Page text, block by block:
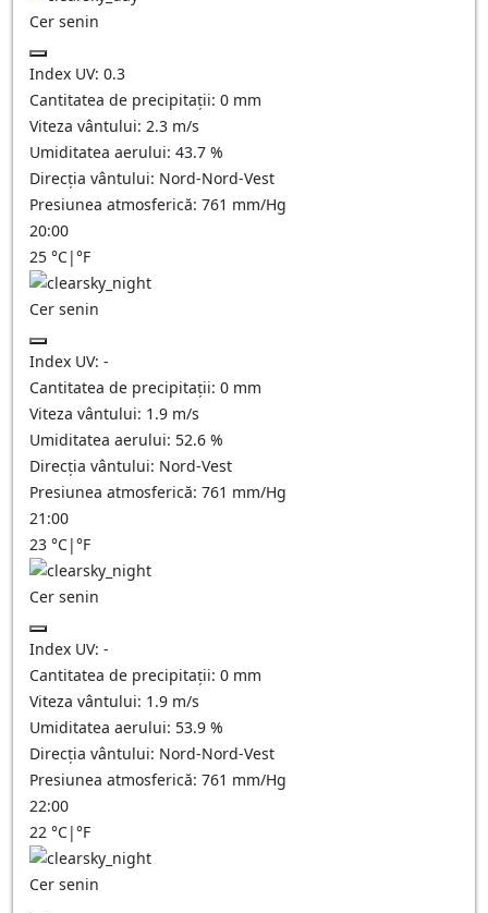
Cer senin
Index UV: 0.3
Cantitatea de precipitații: 0 mm
Viteza vântului: 2.3 m/s
Umiditatea aerului: 43.7 %
Direcția vântului: Nord-Nord-Vest
Presiunea atmosferică: 761 mm/Hg
20:00
25 °C|°F
Cer senin
Index UV: -
Cantitatea de precipitații: 0 mm
Viteza vântului: 1.9 m/s
Umiditatea aerului: 52.6 %
Direcția vântului: Nord-Vest
Presiunea atmosferică: 761 mm/Hg
21:00
23 °C|°F
Cer senin
Index UV: -
Cantitatea de precipitații: 0 mm
Viteza vântului: 1.9 m/s
Umiditatea aerului: 53.9 %
Direcția vântului: Nord-Nord-Vest
Presiunea atmosferică: 761 mm/Hg
22:00
22 °C|°F
Cer senin